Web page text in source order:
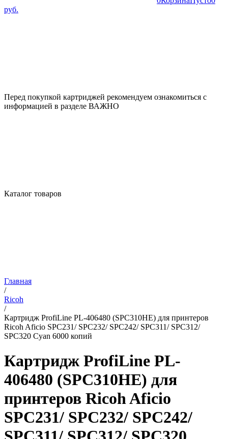
руб.
Перед покупкой картриджей рекомендуем ознакомиться с
информацией в разделе ВАЖНО
Каталог товаров
Главная
/
Ricoh
/
Картридж ProfiLine PL-406480 (SPC310HE) для принтеров
Ricoh Aficio SPC231/ SPC232/ SPC242/ SPC311/ SPC312/
SPC320 Cyan 6000 копий
Картридж ProfiLine PL-
406480 (SPC310HE) для
принтеров Ricoh Aficio
SPC231/ SPC232/ SPC242/